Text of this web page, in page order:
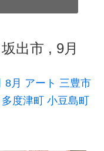
坂出市 , 9月
8月 アート 三豊市
多度津町
小豆島町